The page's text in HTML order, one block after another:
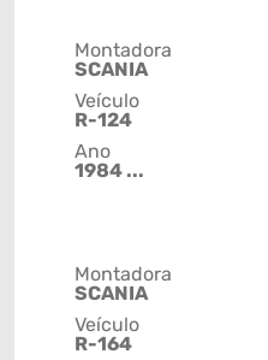
Montadora
SCANIA
Veículo
R-124
Ano
1984 ...
Montadora
SCANIA
Veículo
R-164